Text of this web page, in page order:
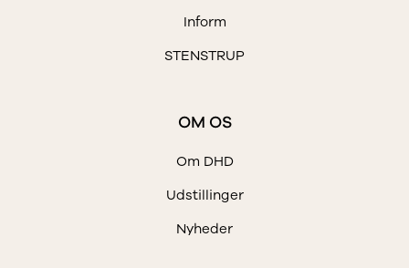
Inform
STENSTRUP
OM OS
Om DHD
Udstillinger
Nyheder